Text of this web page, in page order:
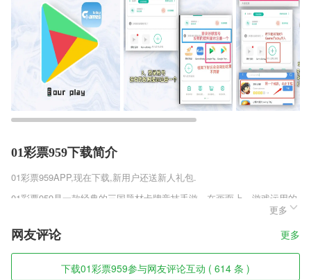
01彩票959下载简介
01彩票959APP,现在下载,新用户还送新人礼包.
01彩票959是一款经典的三国题材卡牌竞技手游，在画面上，游戏运用的
是传神写实的画风，重现三国乱世画卷，并且在人物、卡牌、背景等方面
的制作很是精细，几十种华丽的武将技能。魏蜀吴之战手游安卓版v4.0.2
里多种武将卡牌任你收集，各种技能自由搭配，精彩的卡牌回合制战斗玩
法任你体验，喜欢的小伙伴们快来趣趣手游网下载吧!
01彩票959软件特色
更多
网友评论 更多
下载01彩票959参与网友评论互动 ( 614 条 )